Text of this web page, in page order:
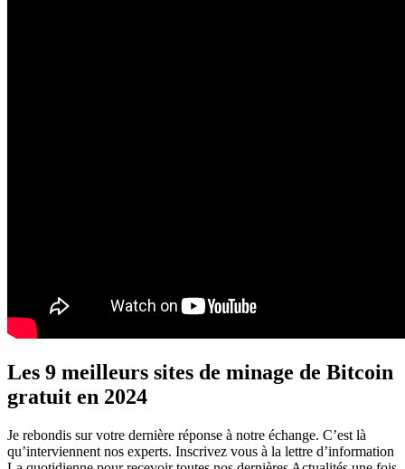
Les 9 meilleurs sites de minage de Bitcoin
gratuit en 2024
Je rebondis sur votre dernière réponse à notre échange. C’est là
qu’interviennent nos experts. Inscrivez vous à la lettre d’information